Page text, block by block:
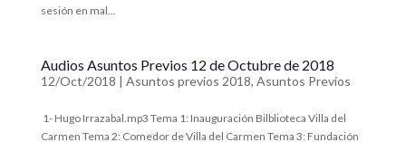
sesión en mal...
Audios Asuntos Previos 12 de Octubre de 2018
12/Oct/2018 | Asuntos previos 2018, Asuntos Previos
1- Hugo Irrazabal.mp3 Tema 1: Inauguración Bilblioteca Villa del
Carmen Tema 2: Comedor de Villa del Carmen Tema 3: Fundación